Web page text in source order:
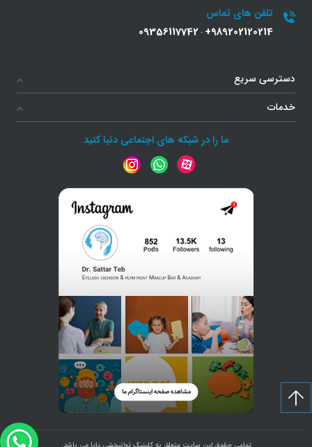
تلفن های تماس
+989202120214
-
09356117742
دسترسی سریع
خدمات
ما را در شبکه های اجتماعی دنبا کنید